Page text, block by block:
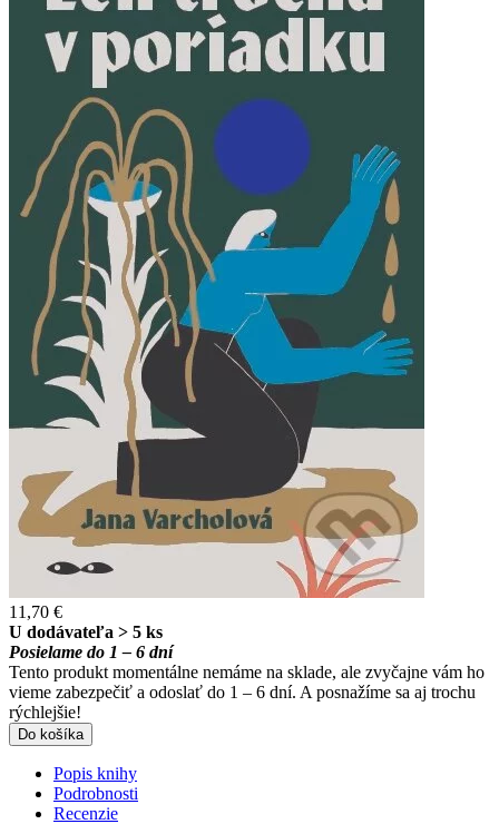
11,70 €
U dodávateľa > 5 ks
Posielame do 1 – 6 dní
Tento produkt momentálne nemáme na sklade, ale zvyčajne vám ho
vieme zabezpečiť a odoslať do 1 – 6 dní. A posnažíme sa aj trochu
rýchlejšie!
Do košíka
Popis knihy
Podrobnosti
Recenzie